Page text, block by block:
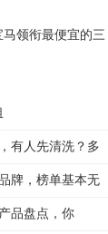
马领衔最便宜的三
有人先清洗？多
牌，榜单基本无
品盘点，你